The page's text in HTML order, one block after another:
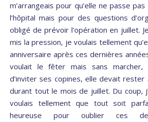
m’arrangeais pour qu’elle ne passe
l’hôpital mais pour des questions
obligé de prévoir l’opération en juillet.
mis la pression, je voulais tellement
anniversaire après ces dernières
voulait le fêter mais sans marcher,
d’inviter ses copines, elle devait rester
durant tout le mois de juillet. Du coup,
voulais tellement que tout soit
heureuse pour oublier ces